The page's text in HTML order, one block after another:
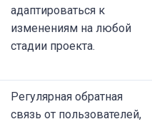
адаптироваться к
изменениям на любой
стадии проекта.
Регулярная обратная
связь от пользователей,